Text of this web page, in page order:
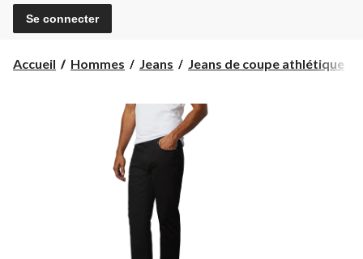
changer
Se connecter
Accueil Hommes Jeans Jeans de coupe athlétique